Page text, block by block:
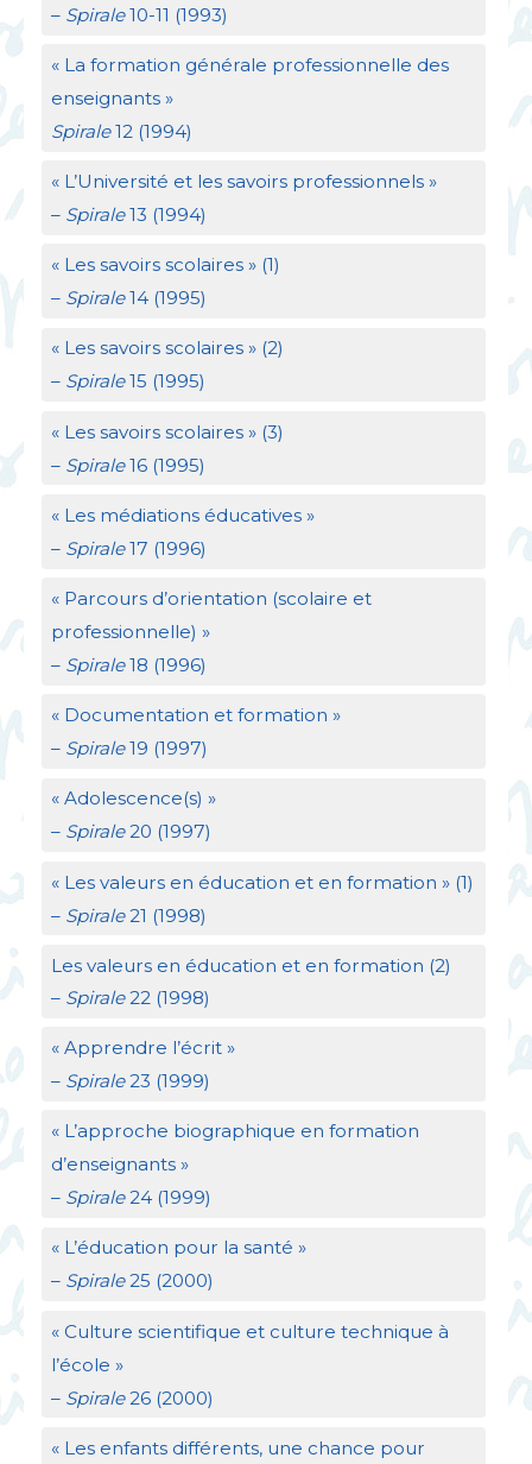
– Spirale10-11 (1993)
« La formation générale professionnelle des
enseignants »
Spirale12 (1994)
« L’Université et les savoirs professionnels »
– Spirale13 (1994)
« Les savoirs scolaires » (1)
– Spirale14 (1995)
« Les savoirs scolaires » (2)
– Spirale15 (1995)
« Les savoirs scolaires » (3)
– Spirale16 (1995)
« Les médiations éducatives »
– Spirale17 (1996)
« Parcours d’orientation (scolaire et
professionnelle) »
– Spirale18 (1996)
« Documentation et formation »
– Spirale19 (1997)
« Adolescence(s) »
– Spirale20 (1997)
« Les valeurs en éducation et en formation » (1)
– Spirale21 (1998)
Les valeurs en éducation et en formation (2)
–Spirale22 (1998)
« Apprendre l’écrit »
– Spirale23 (1999)
« L’approche biographique en formation
d’enseignants »
– Spirale24 (1999)
« L’éducation pour la santé »
– Spirale25 (2000)
« Culture scientifique et culture technique à
l’école »
– Spirale26 (2000)
« Les enfants différents, une chance pour